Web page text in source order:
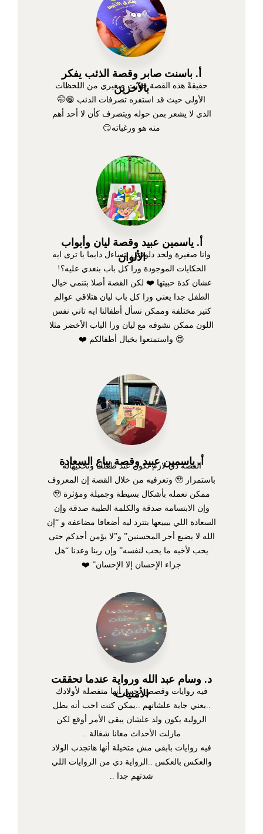
أ. باسنت صابر وقصة الذئب يفكر
بالآخرين
حقيقةً هذه القصة جذبت صغيري من اللحظات
الأولى حيث قد استفزه تصرفات الذئب 😁🤭
الذي لا يشعر بمن حوله ويتصرف كأن لا أحد أهم
منه هو ورغباته😏
أ. ياسمين عبيد وقصة ليان وأبواب
الألوان
وانا صغيرة ولحد دلوقتي بتساءل دايما يا ترى ايه
الحكايات الموجودة ورا كل باب بنعدي عليه؟!
عشان كدة حبيتها ❤️ لكن القصة أصلا بتنمي خيال
الطفل جدا يعني ورا كل باب ليان هتلاقي عوالم
كتير مختلفة وممكن نسأل أطفالنا ايه تاني نفس
اللون ممكن نشوفه مع ليان ورا الباب الأخضر مثلا
😍 واستمتعوا بخيال أطفالكم ❤️
أ. ياسمين عبيد وقصة بياع السعادة
القصة دي لازم تكون عند طفلك وتحكيهاله
باستمرار 🥹 وتعرفيه من خلال القصة إن المعروف
ممكن نعمله بأشكال بسيطة وجميلة ومؤثرة 🥹
وإن الابتسامة صدقة والكلمة الطيبة صدقة وإن
السعادة اللي بيبيعها بتترد ليه أضعافا مضاعفة و “إن
الله لا يضيع أجر المحسنين” و”لا يؤمن أحدكم حتى
يحب لأخيه ما يحب لنفسه” وإن ربنا وعدنا “هل
جزاء الإحسان إلا الإحسان” ❤️
د. وسام عبد الله ورواية عندما تحققت
الأمنيات
فيه روايات وقصص تحس أنها متفصلة لأولادك
..يعني جاية علشانهم ..يمكن كنت احب أنه بطل
الرولية يكون ولد علشان يبقى الأمر أوقع لكن
مازلت الأحداث معانا شغالة ..
فيه روايات بابقى مش متخيلة أنها هاتجذب الولاد
والعكس بالعكس ..الرواية دي من الروايات اللي
شدتهم جدا ..